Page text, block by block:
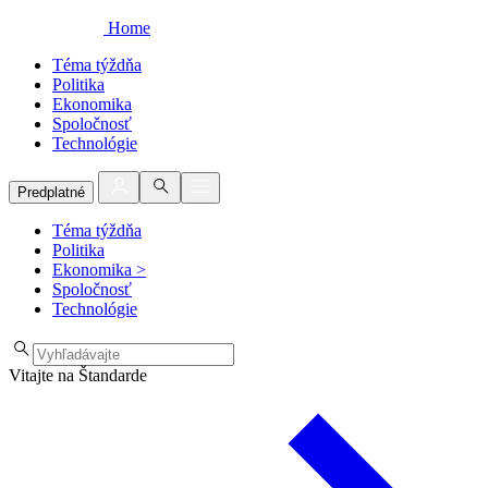
Home
Téma týždňa
Politika
Ekonomika
Spoločnosť
Technológie
Predplatné
Téma týždňa
Politika
Ekonomika >
Spoločnosť
Technológie
Vitajte na Štandarde